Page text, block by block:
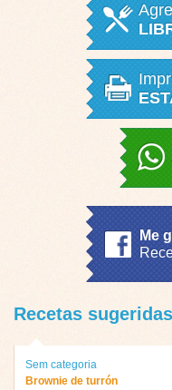
Me
Recetas sugeridas
Sem categoria
Brownie de turrón